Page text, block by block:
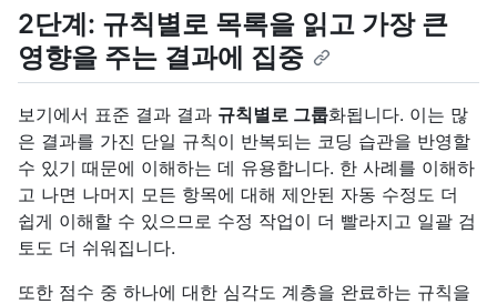
2단계: 규칙별로 목록을 읽고 가장 큰
영향을 주는 결과에 집중
보기에서 표준 결과 결과 규칙별로 그룹화됩니다. 이는 많
은 결과를 가진 단일 규칙이 반복되는 코딩 습관을 반영할
수 있기 때문에 이해하는 데 유용합니다. 한 사례를 이해하
고 나면 나머지 모든 항목에 대해 제안된 자동 수정도 더
쉽게 이해할 수 있으므로 수정 작업이 더 빨라지고 일괄 검
토도 더 쉬워집니다.
또한 점수 중 하나에 대한 심각도 계층을 완료하는 규칙을